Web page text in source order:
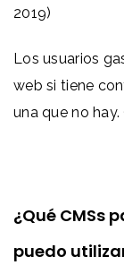
2019)
Los usuarios
web si tiene
una que no hay.
¿Qué CMSs
puedo